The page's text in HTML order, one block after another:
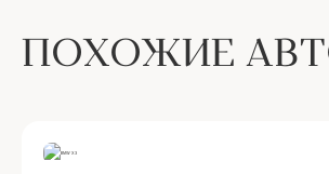
ПОХОЖИЕ